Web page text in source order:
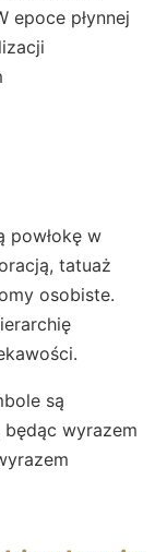
epoce płynnej
powłokę w
tatuaż
osobiste.
są
będąc wyrazem